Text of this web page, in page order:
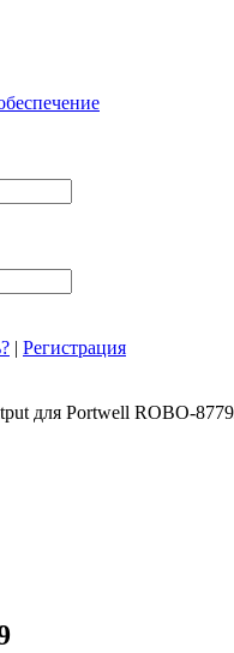
| Регистрация
для Portwell ROBO-